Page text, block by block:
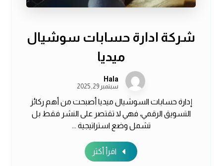
شركة ادارة حسابات سوشيال
ميديا
Hala
سبتمبر 29, 2025
إدارة حسابات السوشيال ميديا أصبحت من أهم ركائز
التسويق الرقمي، فهي لا تقتصر على النشر فقط بل
تشمل وضع استراتيجية ...
اقرأ أكثر